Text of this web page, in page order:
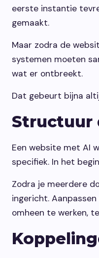
eerste instantie
gemaakt.
Maar zodra de
systemen moeten
wat er ontbreekt.
Dat gebeurt bijna
Structuur
Een website met AI
specifiek. In het
Zodra je meerdere
ingericht.
omheen te werken,